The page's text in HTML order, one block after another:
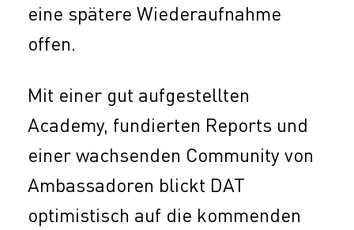
eine spätere Wiederaufnahme
offen.
Mit einer gut aufgestellten
Academy, fundierten Reports und
einer wachsenden Community von
Ambassadoren blickt DAT
optimistisch auf die kommenden